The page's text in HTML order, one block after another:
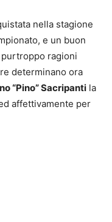
nella stagione
e un buon
purtroppo ragioni
determinano ora
“Pino” Sacripanti la
affettivamente per